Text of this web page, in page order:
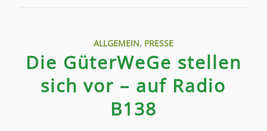
ALLGEMEIN, PRESSE
Die GüterWeGe stellen
sich vor – auf Radio
B138